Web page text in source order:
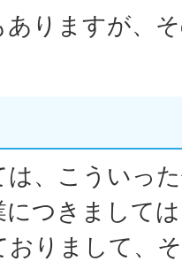
りますが、
、こういっ
つきまして
おりまして、